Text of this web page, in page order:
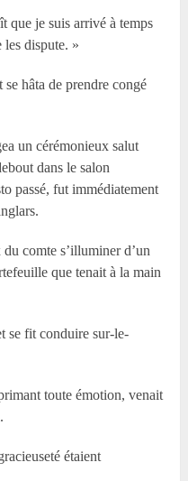
je suis arrivé à temps
les dispute. »
hâta de prendre congé
un cérémonieux salut
dans le salon
passé, fut immédiatement
comte s’illuminer d’un
que tenait à la main
se fit conduire sur-le-
toute émotion, venait
étaient